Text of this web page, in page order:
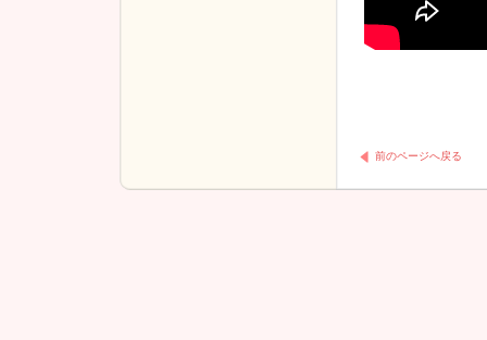
前のページへ戻る